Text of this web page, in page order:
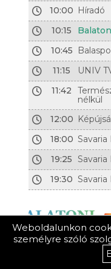
10:00 Híradó
10:15
10:45
11:15
UNIV
11:42
nélkül
12:00
18:00
19:25
19:30
Weboldalunkon
személyre szóló